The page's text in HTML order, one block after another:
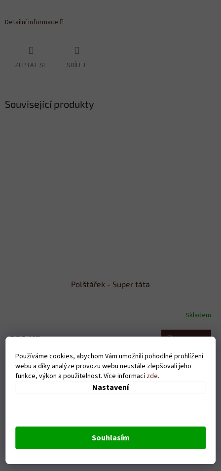
Používáme cookies, abychom Vám umožnili pohodlné prohlížení
webu a díky analýze provozu webu neustále zlepšovali jeho
funkce, výkon a použitelnost. Více informacízde.
Nastavení
Souhlasím
Detailní informace
ZEPTAT SE SDÍLET
Související produkty
Polštářek - Super táta
Skladem
379 Kč
Volba měsíce